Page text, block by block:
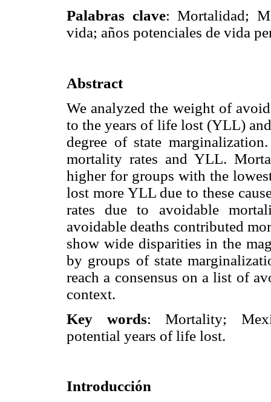
Palabras clave: Mortalidad;
vida; años potenciales de vida
Abstract
We analyzed the weight of
to the years of life lost (YLL)
degree of state
mortality rates and YLL.
higher for groups with the
lost more YLL due to these
rates due to avoidable
avoidable deaths contributed
show wide disparities in the
by groups of state
reach a consensus on a list of
context.
Key words: Mortality;
potential years of life lost.
Introducción